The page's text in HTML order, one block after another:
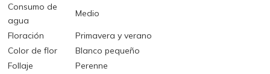
Consumo de
agua
Medio
Floración
Primavera y verano
Color de flor
Blanco pequeño
Follaje
Perenne